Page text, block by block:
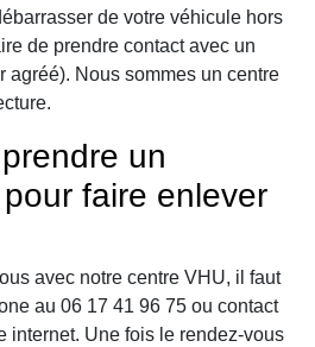
de votre véhicule hors
de prendre contact avec un
agréé). Nous sommes un centre
un
faire enlever
avec notre centre VHU, il faut
au 06 17 41 96 75 ou contact
internet. Une fois le rendez-vous